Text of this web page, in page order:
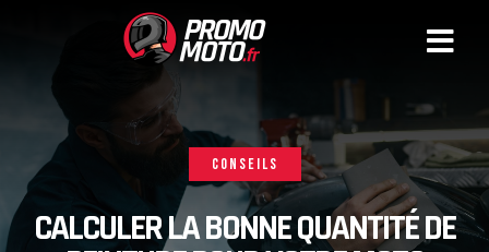
CONSEILS
CALCULER LA BONNE QUANTITÉ DE